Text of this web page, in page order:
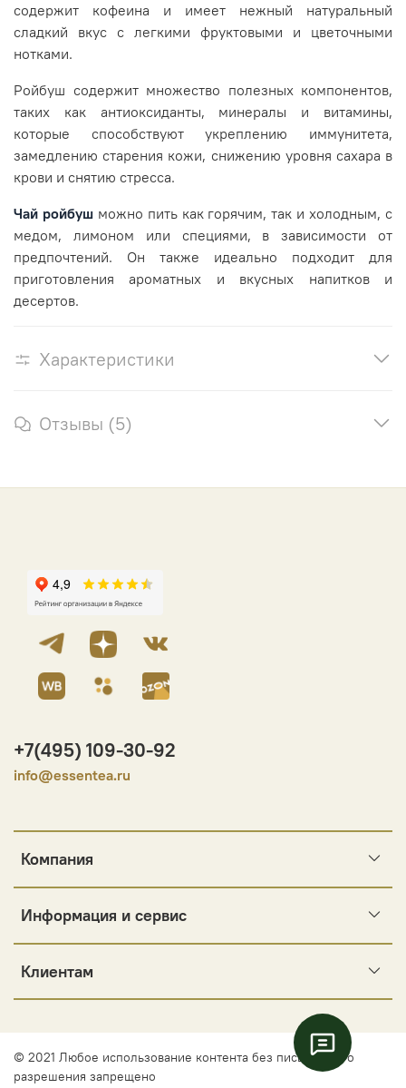
содержит кофеина и имеет нежный натуральный
сладкий вкус с легкими фруктовыми и цветочными
нотками.
Ройбуш содержит множество полезных компонентов,
таких как антиоксиданты, минералы и витамины,
которые способствуют укреплению иммунитета,
замедлению старения кожи, снижению уровня сахара в
крови и снятию стресса.
Чай ройбушможно пить как горячим, так и холодным, с
медом, лимоном или специями, в зависимости от
предпочтений. Он также идеально подходит для
приготовления ароматных и вкусных напитков и
десертов.
Характеристики
Отзывы (5)
Компания
Информация и сервис
Клиентам
+7(495) 109-30-92
info@essentea.ru
© 2021 Любое использование контента без письменного
разрешения запрещено